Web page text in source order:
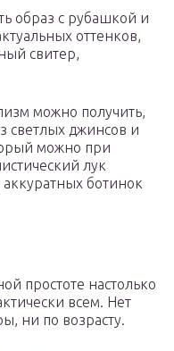
образ с рубашкой и
оттенков,
свитер,
можно получить,
светлых джинсов и
можно при
лук
аккуратных ботинок
простоте настолько
всем. Нет
ни по возрасту.